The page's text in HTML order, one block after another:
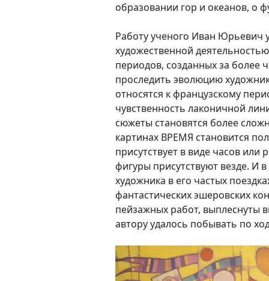
образовании гор и океанов, о
Работу ученого Иван Юрьевич
художественной
периодов, созданных за более
проследить эволюцию
относятся к французскому
чувственность лаконичной
сюжеты становятся более
картинах ВРЕМЯ становится
присутствует в виде часов
фигуры присутствуют везде. И
художника в его частых
фантастических эшеровских
пейзажных работ, выплеснуты
автору удалось побывать по